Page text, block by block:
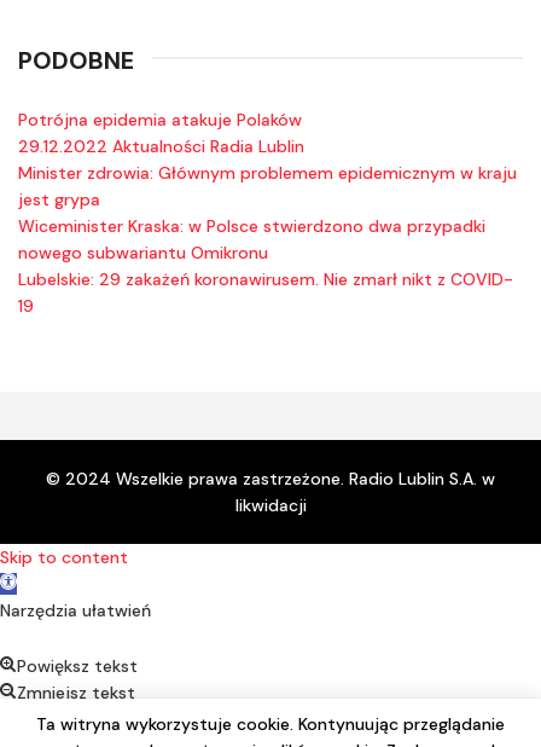
PODOBNE
Potrójna epidemia atakuje Polaków
29.12.2022 Aktualności Radia Lublin
Minister zdrowia: Głównym problemem epidemicznym w kraju
jest grypa
Wiceminister Kraska: w Polsce stwierdzono dwa przypadki
nowego subwariantu Omikronu
Lubelskie: 29 zakażeń koronawirusem. Nie zmarł nikt z COVID-
19
© 2024 Wszelkie prawa zastrzeżone. Radio Lublin S.A. w
likwidacji
Ta witryna wykorzystuje cookie. Kontynuując przeglądanie
Skip to content
Open toolbar
Narzędzia ułatwień
Powiększ tekst
Zmniejsz tekst
Kontrast